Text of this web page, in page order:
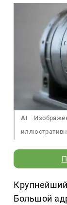
AI
Большой